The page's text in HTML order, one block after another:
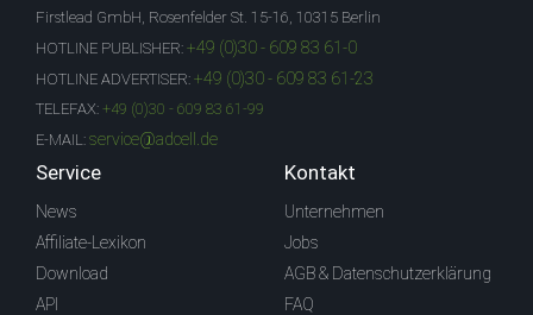
Firstlead GmbH, Rosenfelder St. 15-16, 10315 Berlin
HOTLINE PUBLISHER: +49 (0)30 - 609 83 61-0
HOTLINE ADVERTISER: +49 (0)30 - 609 83 61-23
TELEFAX: +49 (0)30 - 609 83 61-99
E-MAIL: service@adcell.de
Service
News
Affiliate-Lexikon
Download
API
Kontakt
Unternehmen
Jobs
AGB & Datenschutzerklärung
FAQ